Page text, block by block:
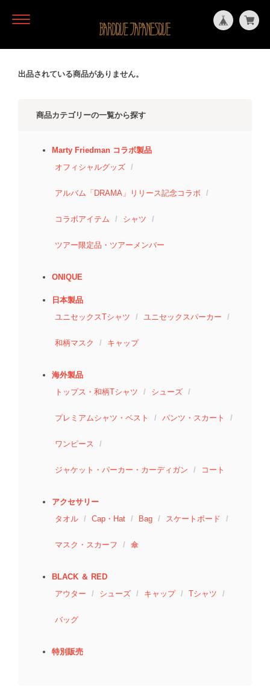
出品されている商品がありません。
商品カテゴリーの一覧から探す
Marty Friedman コラボ製品
オフィシャルグッズ
アルバム「DRAMA」リリース記念コラボ
コラボアイテム シャツ
ツアー限定品・ツアーメンバー
ONIQUE
日本製品
ユニセックスTシャツ
ユニセックスパーカー
和柄マスク キャップ
海外製品
トップス・和柄Tシャツ
シューズ
プレミアムシャツ・ベスト パンツ・スカート
ワンピース
ジャケット・パーカー・カーディガン コート
アクセサリー
タオル
Cap・Hat Bag スケートボード
マスク・スカーフ 傘
BLACK ＆ RED
アウター
シューズ キャップ Tシャツ
バッグ
特別販売